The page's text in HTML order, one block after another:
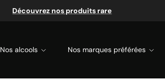
Découvrez nos produits rare
Nos alcools Nos marques préférées